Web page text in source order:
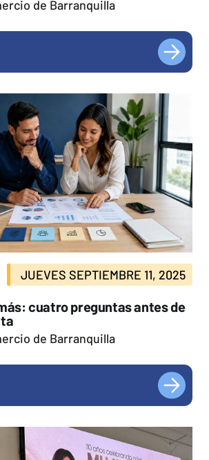
de Barranquilla
JUEVES SEPTIEMBRE 11, 2025
cuatro preguntas antes de
de Barranquilla